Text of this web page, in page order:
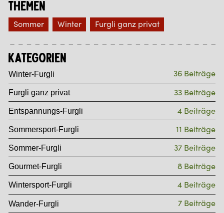
Themen
Sommer Winter Furgli ganz privat
Kategorien
Winter-Furgli 36 Beiträge
Furgli ganz privat 33 Beiträge
Entspannungs-Furgli 4 Beiträge
Sommersport-Furgli 11 Beiträge
Sommer-Furgli 37 Beiträge
Gourmet-Furgli 8 Beiträge
Wintersport-Furgli 4 Beiträge
Wander-Furgli 7 Beiträge